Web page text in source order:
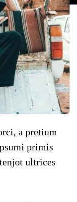
a pretium
primis
ultrices